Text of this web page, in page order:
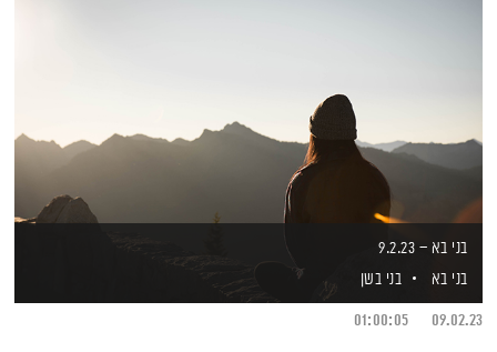
בני בא – 9.2.23
בני בא
בני בשן
09.02.23
01:00:05